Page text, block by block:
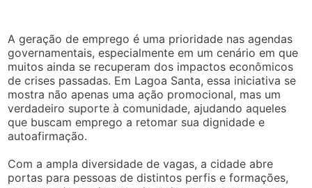
A geração de emprego é uma prioridade nas agendas
governamentais, especialmente em um cenário em que
muitos ainda se recuperam dos impactos econômicos
de crises passadas. Em Lagoa Santa, essa iniciativa se
mostra não apenas uma ação promocional, mas um
verdadeiro suporte à comunidade, ajudando aqueles
que buscam emprego a retomar sua dignidade e
autoafirmação.
Com a ampla diversidade de vagas, a cidade abre
portas para pessoas de distintos perfis e formações,